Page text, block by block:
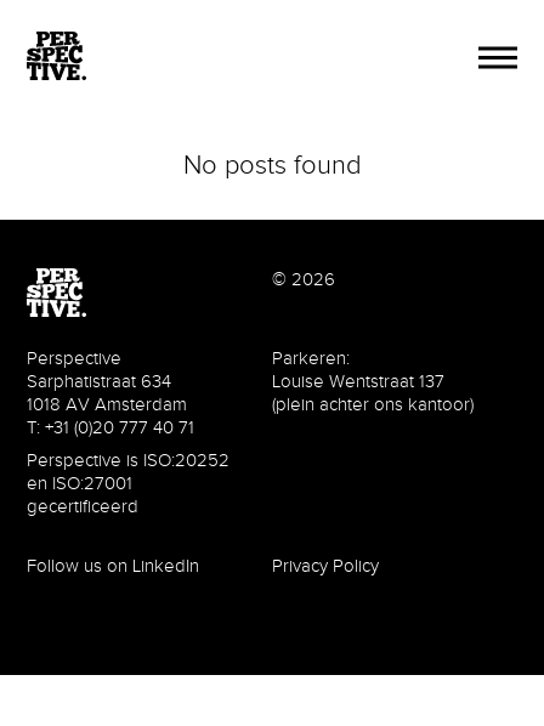
No posts found
© 2026
Perspective
Sarphatistraat 634
1018 AV Amsterdam
T: +31 (0)20 777 40 71
Perspective is ISO:20252
en ISO:27001
gecertificeerd
Parkeren:
Louise Wentstraat 137
(plein achter ons kantoor)
Follow us on LinkedIn Privacy Policy